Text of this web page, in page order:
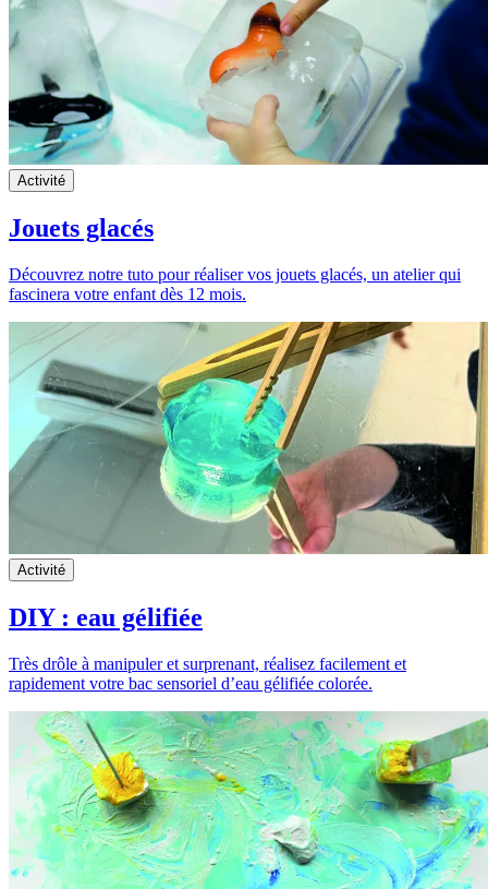
Activité
Jouets glacés
Découvrez notre tuto pour réaliser vos jouets glacés, un atelier qui
fascinera votre enfant dès 12 mois.
Activité
DIY : eau gélifiée
Très drôle à manipuler et surprenant, réalisez facilement et
rapidement votre bac sensoriel d’eau gélifiée colorée.